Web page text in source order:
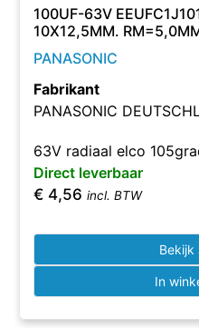
100UF-63V
10X12,5MM.
PANASONIC
Fabrikant
PANASONIC
63V radiaal elco
Direct leverbaar
€ 4,56 incl. BTW
Bekijk
In